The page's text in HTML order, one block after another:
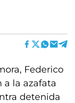
Federico
a la azafata
detenida